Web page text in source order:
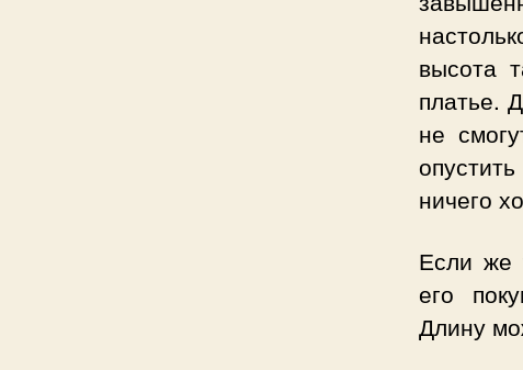
высота
платье.
не
ничего
Если же
его
Длину